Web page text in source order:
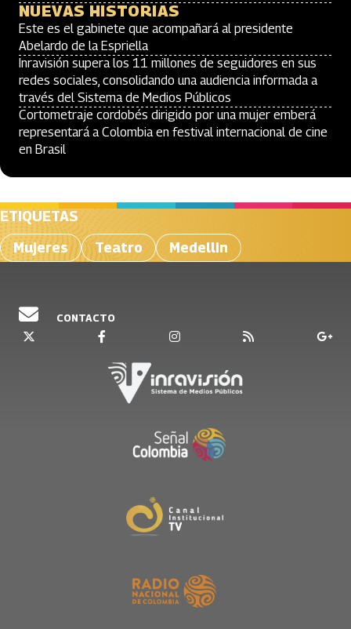
NUEVAS HISTORIAS
Este es el gabinete que acompañará al presidente
Abelardo de la Espriella
Inravisión supera los 11 millones de seguidores en sus
redes sociales, consolidando una audiencia informada a
través del Sistema de Medios Públicos
Cortometraje cordobés dirigido por una mujer emberá
representará a Colombia en festival internacional de cine
en Brasil
ETIQUETAS
Mujeres
Teatro Medellin
CONTACTO